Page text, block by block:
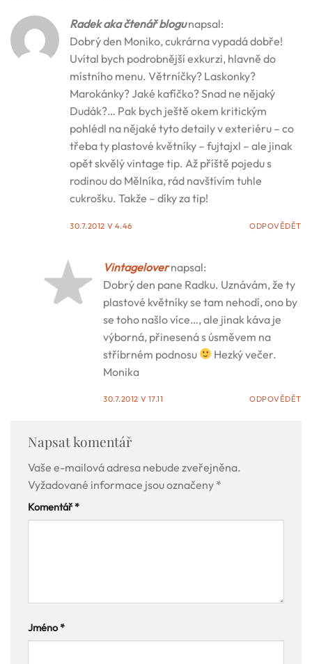
Radek aka čtenář blogu napsal:
Dobrý den Moniko, cukrárna vypadá dobře!
Uvítal bych podrobnější exkurzi, hlavně do
místního menu. Větrníčky? Laskonky?
Marokánky? Jaké kafíčko? Snad ne nějaký
Dudák?… Pak bych ještě okem kritickým
pohlédl na nějaké tyto detaily v exteriéru – co
třeba ty plastové květníky – fujtajxl – ale jinak
opět skvělý vintage tip. Až příště pojedu s
rodinou do Mělníka, rád navštívím tuhle
cukrošku. Takže – díky za tip!
30.7.2012 V 4.46 ODPOVĚDĚT
Vintagelover napsal:
Dobrý den pane Radku. Uznávám, že ty
plastové květníky se tam nehodí, ono by
se toho našlo více…, ale jinak káva je
výborná, přinesená s úsměvem na
stříbrném podnosu
Hezký večer.
Monika
30.7.2012 V 17.11 ODPOVĚDĚT
Napsat komentář
Vaše e-mailová adresa nebude zveřejněna.
Vyžadované informace jsou označeny *
Komentář*
Jméno*